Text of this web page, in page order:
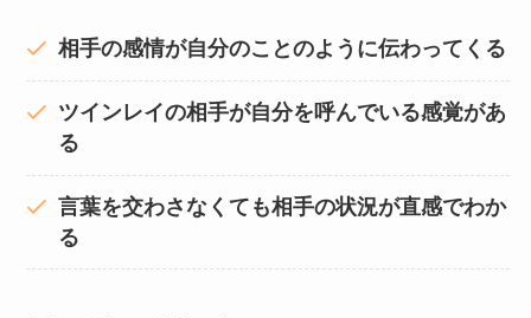
相手の感情が自分のことのように伝わってくる
ツインレイの相手が自分を呼んでいる感覚があ
る
言葉を交わさなくても相手の状況が直感でわか
る